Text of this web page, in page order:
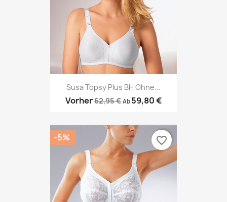
Susa Topsy Plus BH Ohne...
Vorher62,95 € Ab 59,80 €
-5% favorite_border